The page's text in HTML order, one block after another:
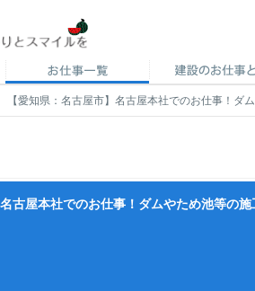
【愛知県：名古屋市】名古屋本社でのお仕事！
古屋本社でのお仕事！ダムやため池等の